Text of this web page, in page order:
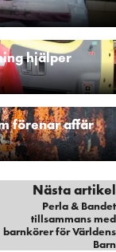
hjälper
förenar affär
Nästa artikel
Perla & Bandet
tillsammans med
barnkörer för Världens
Barn